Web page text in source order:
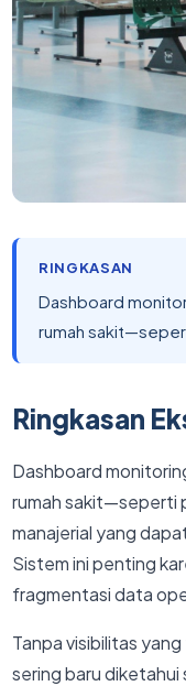
RINGKASAN
Dashboard
rumah
Ringkasan
Dashboard
rumah sakit—seperti
manajerial yang
Sistem ini penting
fragmentasi data
Tanpa visibilitas
sering baru